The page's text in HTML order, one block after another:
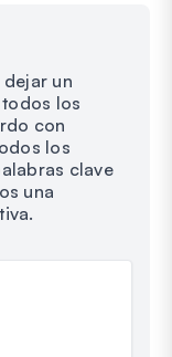
un
los
con
los
clave
una